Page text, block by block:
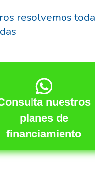
resolvemos
nuestros
planes de
financiamiento